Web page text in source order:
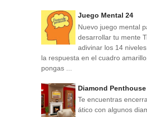
Juego Mental 24
Nuevo juego mental
desarrollar tu mente
adivinar los 14
la respuesta en el cuadro
pongas ...
Diamond
Te encuentras
ático con algunos